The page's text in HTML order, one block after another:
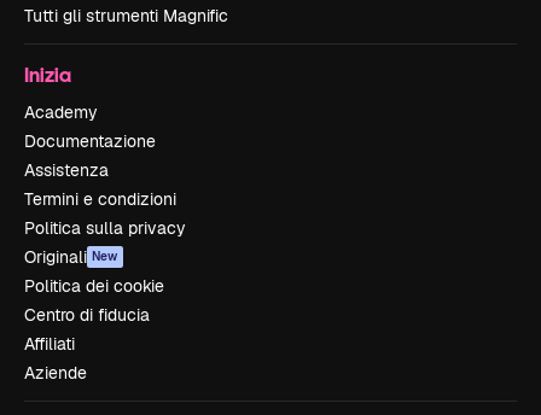
Tutti gli strumenti Magnific
Inizia
Academy
Documentazione
Assistenza
Termini e condizioni
Politica sulla privacy
Originali New
Politica dei cookie
Centro di fiducia
Affiliati
Aziende